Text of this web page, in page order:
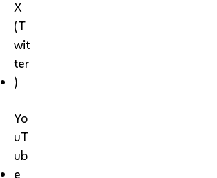
X
(T
wit
ter
)
Yo
uT
ub
e